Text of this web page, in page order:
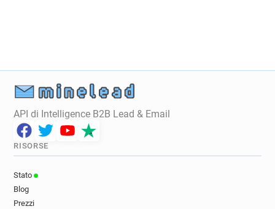
API di Intelligence B2B Lead & Email
RISORSE
Stato
Blog
Prezzi